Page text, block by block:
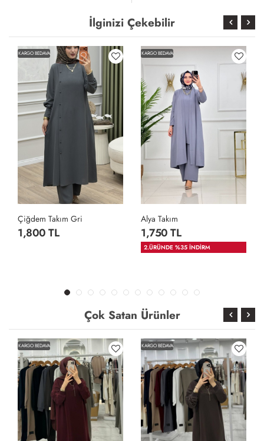
İlginizi Çekebilir
KARGO BEDAVA
Çiğdem Takım Gri
1,800 TL
KARGO BEDAVA
Alya Takım
1,750 TL
2.ÜRÜNDE %35 İNDİRM
Çok Satan Ürünler
KARGO BEDAVA KARGO BEDAVA